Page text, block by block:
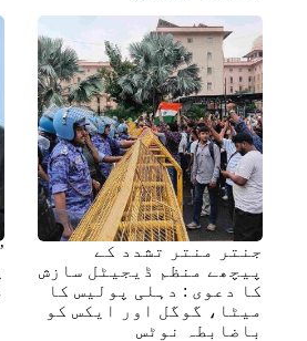
جنتر منتر تشدد کے
پیچھے منظم ڈیجیٹل سازش
کا دعوی : دہلی پولیس کا
میٹا، گوگل اور ایکس کو
باضابطہ نوٹس